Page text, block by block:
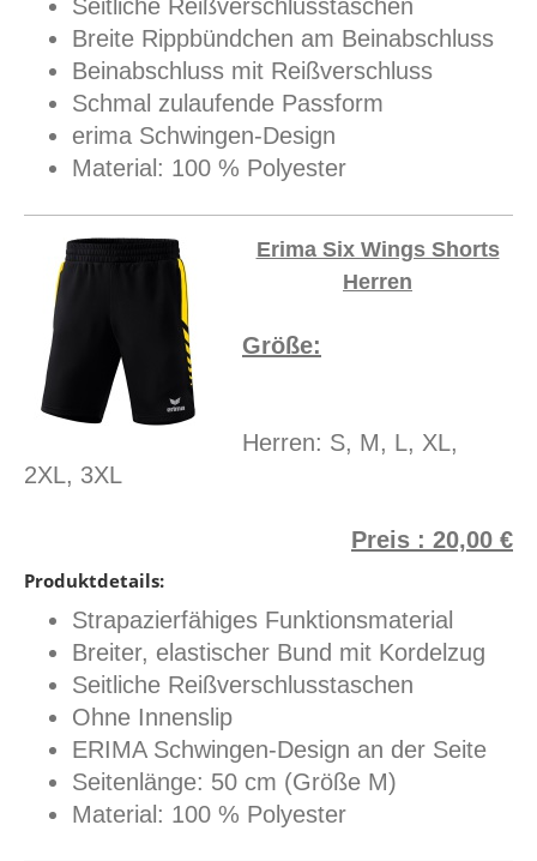
Seitliche Reißverschlusstaschen
Breite Rippbündchen am Beinabschluss
Beinabschluss mit Reißverschluss
Schmal zulaufende Passform
erima Schwingen-Design
Material: 100 % Polyester
Erima Six Wings Shorts
Herren
Größe:
Herren: S, M, L, XL,
2XL, 3XL
Preis : 20,00 €
Produktdetails:
Strapazierfähiges Funktionsmaterial
Breiter, elastischer Bund mit Kordelzug
Seitliche Reißverschlusstaschen
Ohne Innenslip
ERIMA Schwingen-Design an der Seite
Seitenlänge: 50 cm (Größe M)
Material: 100 % Polyester